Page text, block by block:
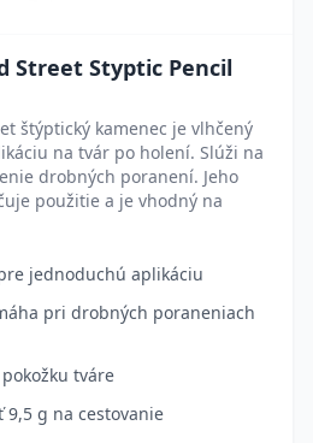
Street Styptic Pencil
štýptický kamenec je vlhčený
na tvár po holení. Slúži na
drobných poranení. Jeho
použitie a je vhodný na
jednoduchú aplikáciu
pri drobných poraneniach
tváre
9,5 g na cestovanie